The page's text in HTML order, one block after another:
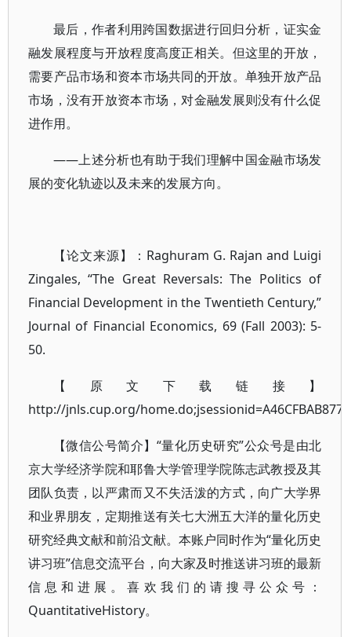
最后，作者利用跨国数据进行回归分析，证实金
融发展程度与开放程度高度正相关。但这里的开放，
需要产品市场和资本市场共同的开放。单独开放产品
市场，没有开放资本市场，对金融发展则没有什么促
进作用。
——上述分析也有助于我们理解中国金融市场发
展的变化轨迹以及未来的发展方向。
【论文来源】：Raghuram G. Rajan and Luigi
Zingales, “The Great Reversals: The Politics of
Financial Development in the Twentieth Century,”
Journal of Financial Economics, 69 (Fall 2003): 5-
50.
【原文下载链接】
http://jnls.cup.org/
【微信公号简介】“量化历史研究”公众号是由北
京大学经济学院和耶鲁大学管理学院陈志武教授及其
团队负责，以严肃而又不失活泼的方式，向广大学界
和业界朋友，定期推送有关七大洲五大洋的量化历史
研究经典文献和前沿文献。本账户同时作为“量化历史
讲习班”信息交流平台，向大家及时推送讲习班的最新
信息和进展。喜欢我们的请搜寻公众号：
QuantitativeHistory。